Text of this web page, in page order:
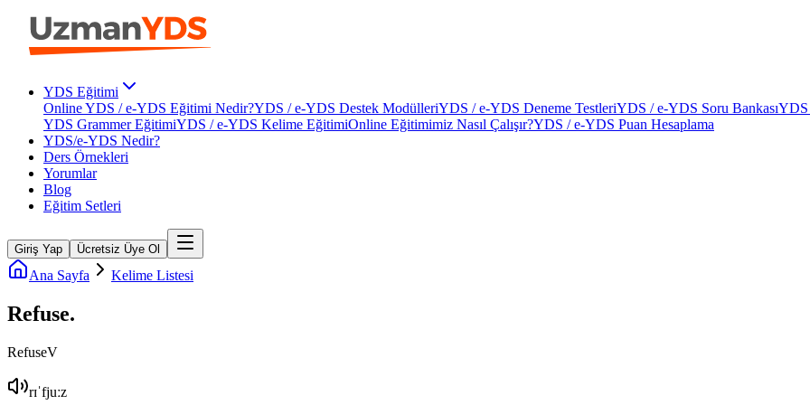
YDS Eğitimi
Online YDS / e-YDS Eğitimi Nedir?YDS / e-YDS Destek ModülleriYDS / e-YDS Deneme TestleriYDS / e-YDS Soru BankasıYDS
YDS Grammer EğitimiYDS / e-YDS Kelime EğitimiOnline Eğitimimiz Nasıl Çalışır?YDS / e-YDS Puan Hesaplama
YDS/e-YDS Nedir?
Ders Örnekleri
Yorumlar
Blog
Eğitim Setleri
Giriş Yap Ücretsiz Üye Ol
Ana Sayfa Kelime Listesi
Refuse.
RefuseV
rɪˈfjuːz